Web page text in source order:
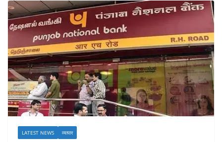
LATEST NEWS व्यापार